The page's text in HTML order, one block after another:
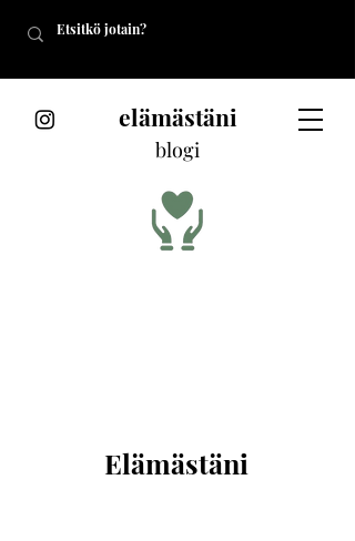
elämästäni
blogi
Elämästäni